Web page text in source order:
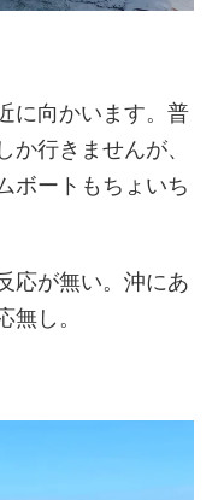
に向かいます。普
行きませんが、
ボートもちょいち
応が無い。沖にあ
無し。